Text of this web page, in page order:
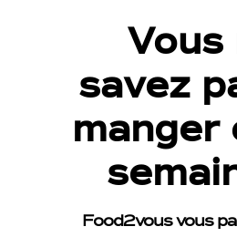
Vous
savez
manger
Food2vous vous